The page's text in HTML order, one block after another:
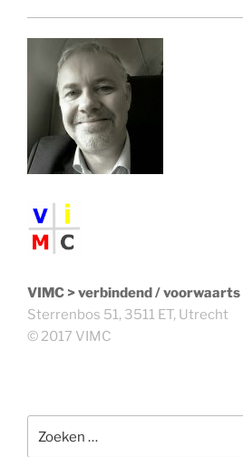
VIMC > verbindend / voorwaarts
Sterrenbos 51, 3511 ET, Utrecht
© 2017 VIMC
naar: